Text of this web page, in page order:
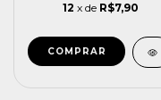
12 x de R$7,90